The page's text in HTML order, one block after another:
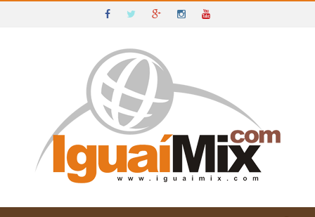
IGUAÍ E SUDOESTE DA BAHIA